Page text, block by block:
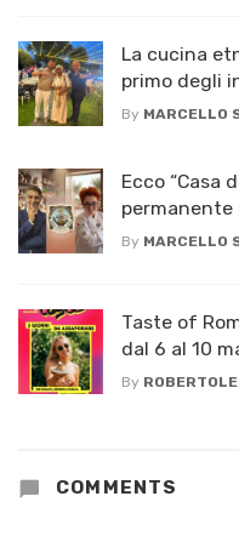
La cucina
primo degli
By MARCELLO
Ecco “Casa
permanente
By MARCELLO
Taste of
dal 6 al 10
By
COMMENTS